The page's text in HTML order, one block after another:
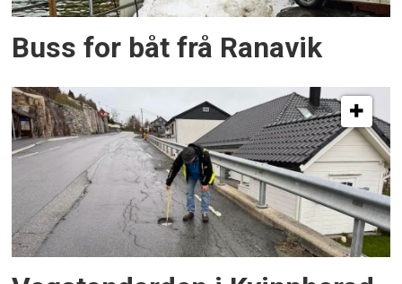
Buss for båt frå Ranavik